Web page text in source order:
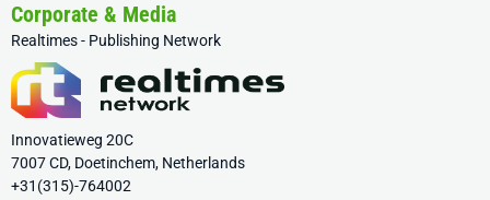
Corporate & Media
Realtimes - Publishing Network
Innovatieweg 20C
7007 CD, Doetinchem, Netherlands
+31(315)-764002